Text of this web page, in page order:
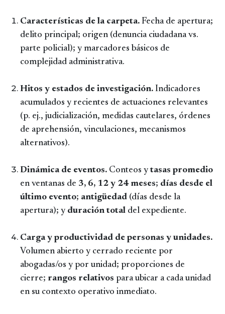
Características de la carpeta. Fecha de apertura;
delito principal; origen (denuncia ciudadana vs.
parte policial); y marcadores básicos de
complejidad administrativa.
Hitos y estados de investigación. Indicadores
acumulados y recientes de actuaciones relevantes
(p. ej., judicialización, medidas cautelares, órdenes
de aprehensión, vinculaciones, mecanismos
alternativos).
Dinámica de eventos. Conteos y tasas promedio
en ventanas de 3, 6, 12 y 24 meses; días desde el
último evento; antigüedad (días desde la
apertura); y duración total del expediente.
Carga y productividad de personas y unidades.
Volumen abierto y cerrado reciente por
abogadas/os y por unidad; proporciones de
cierre; rangos relativos para ubicar a cada unidad
en su contexto operativo inmediato.